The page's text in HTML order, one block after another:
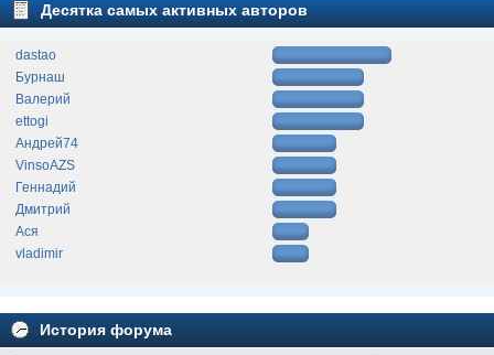
Десятка самых активных авторов
dastao
Бурнаш
Валерий
ettogi
Андрей74
VinsoAZS
Геннадий
Дмитрий
Ася
vladimir
История форума